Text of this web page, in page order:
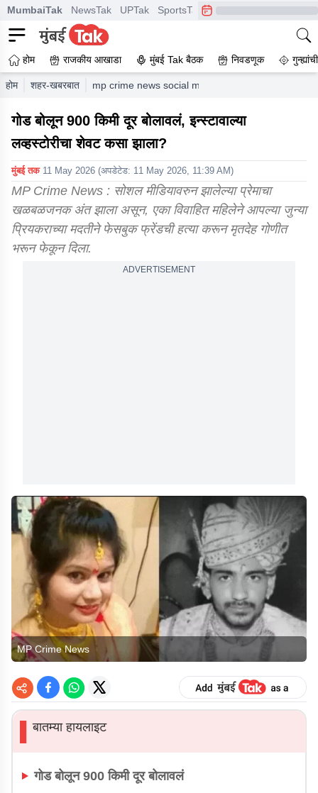
MumbaiTak NewsTak UPTak SportsTak CrimeTak
होम राजकीय आखाडा मुंबई Tak बैठक निवडणूक
होम शहर-खबरबात mp crime news social media love story murder
गोड बोलून 900 किमी दूर बोलावलं, इन्स्टावाल्या
लव्हस्टोरीचा शेवट कसा झाला?
मुंबई तक 11 May 2026 (अपडेटेड: 11 May 2026, 11:39 AM)
MP Crime News : सोशल मीडियावरुन झालेल्या प्रेमाचा
खळबळजनक अंत झाला असून, एका विवाहित महिलेने आपल्या जुन्या
प्रियकराच्या मदतीने फेसबुक फ्रेंडची हत्या करून मृतदेह गोणीत
भरून फेकून दिला.
ADVERTISEMENT
MP Crime News
▌बातम्या हायलाइट
गोड बोलून 900 किमी दूर बोलावलं